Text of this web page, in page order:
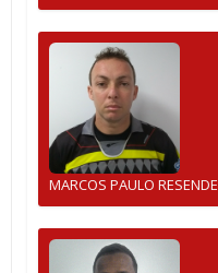
MARCOS PAULO RESENDE